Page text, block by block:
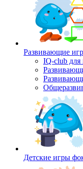
Развивающие
IQ-club
Детские игры